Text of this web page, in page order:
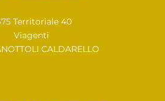
Territoriale 40
Viagenti
CALDARELLO